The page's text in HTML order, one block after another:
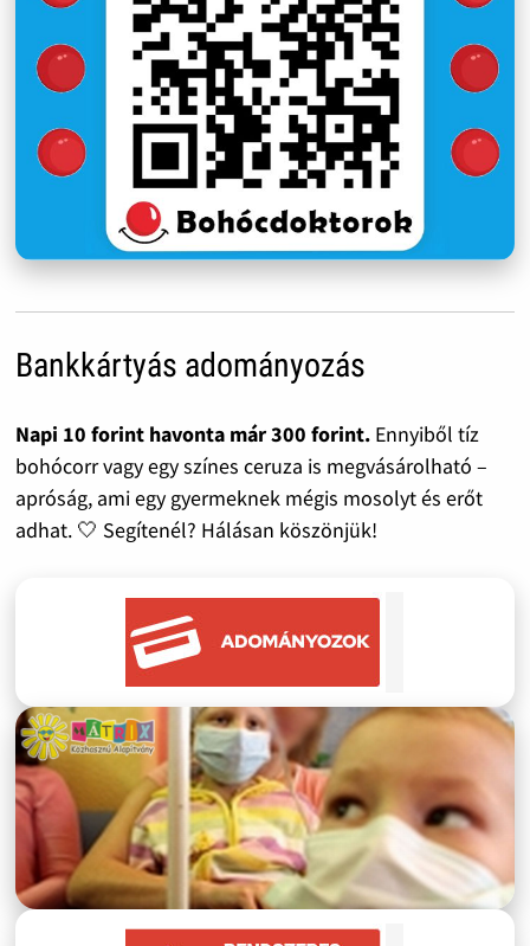
Bankkártyás adományozás
Napi 10 forint havonta már 300 forint.Ennyiből tíz
bohócorr vagy egy színes ceruza is megvásárolható –
apróság, ami egy gyermeknek mégis mosolyt és erőt
adhat. 🤍 Segítenél? Hálásan köszönjük!